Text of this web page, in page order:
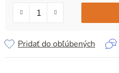
Pridať do obľúbených